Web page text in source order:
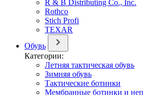
R & B Distributing Co., Inc.
Rothco
Stich Profi
TEXAR
Обувь
Категории:
Летняя тактическая обувь
Зимняя обувь
Тактические ботинки
Мембранные ботинки и